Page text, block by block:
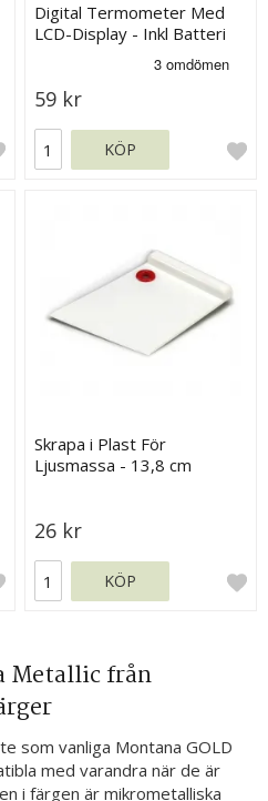
Digital Termometer Med
LCD-Display - Inkl Batteri
59 kr
KÖP
Skrapa i Plast För
Ljusmassa - 13,8 cm
26 kr
KÖP
Metallic från
som vanliga Montana GOLD
med varandra när de är
i färgen är mikrometalliska